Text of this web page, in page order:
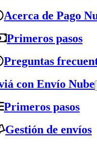
Acerca de Pago
Primeros pasos
Preguntas
con Envío Nube
Primeros pasos
Gestión de envíos